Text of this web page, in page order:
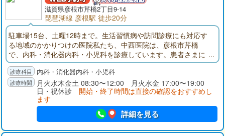
滋賀県彦根市芹橋2丁目9-14
琵琶湖線 彦根駅 徒歩20分
駐車場15台、土曜12時まで。生活習慣病や訪問診療にも対応す
る地域のかかりつけの医院私たち、中西医院は、彦根市芹橋
で、内科・消化器内科・小児科を診療しています。患者さまに
心から頼っていただける内科・消化器内科・小児科のホームド
クターとして、地域に根ざした治療に取り組んでいます。当院
は消化器内科の診療に強みを持っています。院長は日本消化器
病学会認定 消化器病専門医の資格を持ち、この分野では、現
在までに30年におよぶキャリアを有しています。これらに裏付
けられた当院の診療は、逆流性食道炎、急性胃炎、慢性胃炎、
胃潰瘍、十二指腸潰瘍、胆石症、ウイルス性肝炎、急性すい炎
など、広く対応いたします。検査での胃カメラでは、「口か
内科・消化器内科・小児科
月火水木金土 08:30〜12:00 月火水金 17:00〜19:00
日・祝休診 開始・終了時間は直接の確認をおすすめし
ます
詳細を見る